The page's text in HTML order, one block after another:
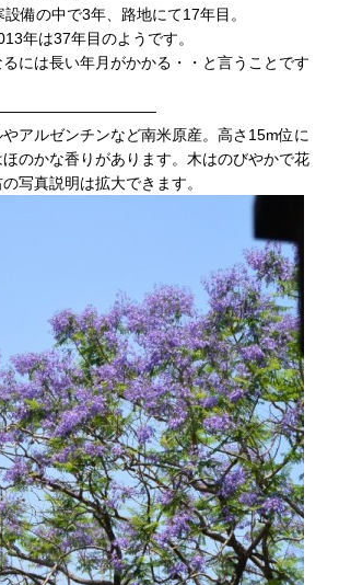
備の中で3年、路地にて17年目。
年は37年目のようです。
には長い年月がかかる・・と言うことです
アルゼンチンなど南米原産。高さ15m位に
のかな香りがあります。木はのびやかで花
写真説明は拡大できます。